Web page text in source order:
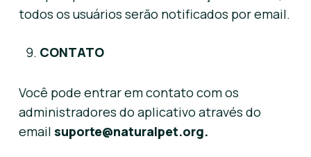
todos os usuários serão notificados por email.
CONTATO
Você pode entrar em contato com os
administradores do aplicativo através do
email suporte@naturalpet.org.